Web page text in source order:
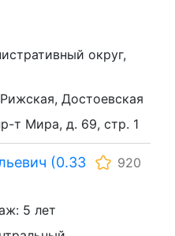
округ,
Достоевская
т Мира, д. 69, стр. 1
(0.33
920
5 лет